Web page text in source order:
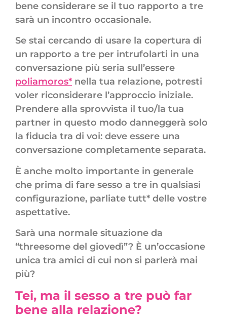
bene considerare se il tuo rapporto a tre
sarà un incontro occasionale.
Se stai cercando di usare la copertura di
un rapporto a tre per intrufolarti in una
conversazione più seria sull’essere
poliamoros* nella tua relazione, potresti
voler riconsiderare l’approccio iniziale.
Prendere alla sprovvista il tuo/la tua
partner in questo modo danneggerà solo
la fiducia tra di voi: deve essere una
conversazione completamente separata.
È anche molto importante in generale
che prima di fare sesso a tre in qualsiasi
configurazione, parliate tutt* delle vostre
aspettative.
Sarà una normale situazione da
“threesome del giovedì”? È un’occasione
unica tra amici di cui non si parlerà mai
più?
Tei, ma il sesso a tre può far
bene alla relazione?